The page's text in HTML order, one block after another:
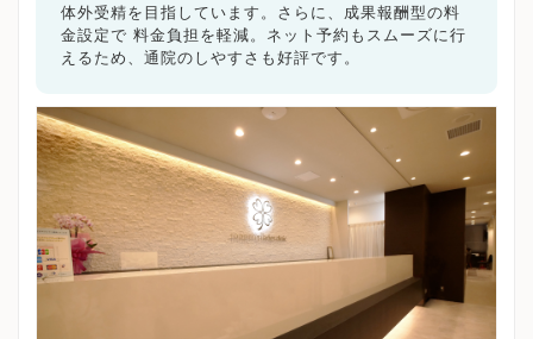
キーワードで絞る
不妊カウンセリング ブライダルチェック
不妊検査
タイミング療法
人工授精
顕微授精
先進医療
男性不妊/無精子症 ED治療
漢方処方
プラセンタ
不育症 子宮鏡検査 腹腔鏡手術
駅近
女医在籍
不妊治療専門 凍結保存
電子決済可
マイナ受付
バリアフリー
クレジットカード利用可
オンライン診療
英語対応
体外受精を目指しています。さらに、成果報酬型の料
金設定で 料金負担を軽減。ネット予約もスムーズに行
えるため、通院のしやすさも好評です。